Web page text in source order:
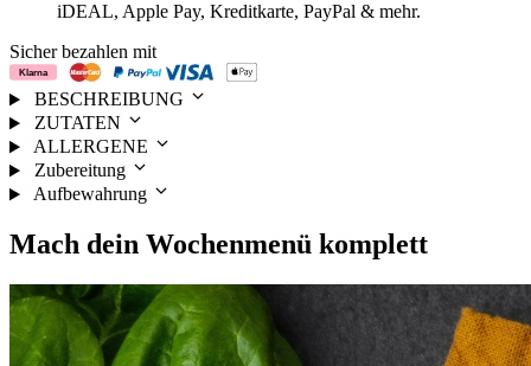
iDEAL, Apple Pay, Kreditkarte, PayPal & mehr.
Sicher bezahlen mit
BESCHREIBUNG
ZUTATEN
ALLERGENE
Zubereitung
Aufbewahrung
Mach dein Wochenmenü komplett